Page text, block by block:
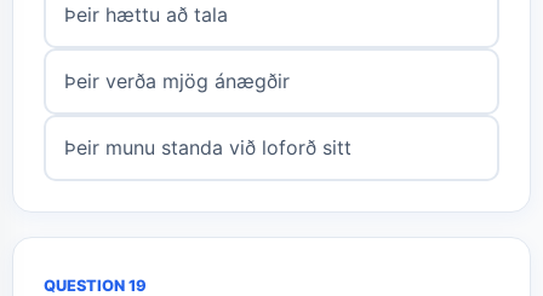
Þeir hættu að tala
Þeir verða mjög ánægðir
Þeir munu standa við loforð sitt
QUESTION 19